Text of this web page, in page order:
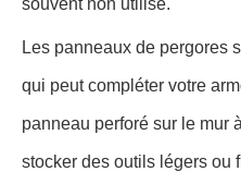
souvent non utilisé.
Les panneaux de pergores
qui peut compléter votre
panneau perforé sur le mur
stocker des outils légers ou